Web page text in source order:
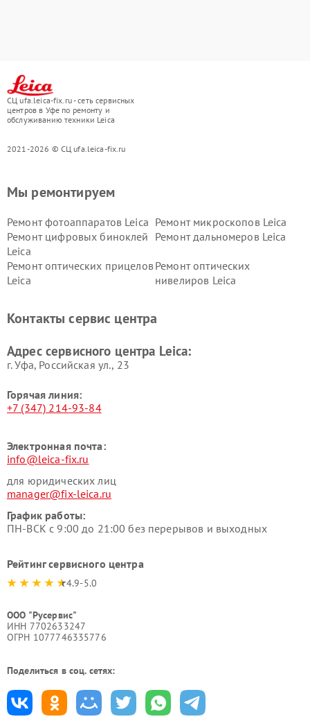
СЦ ufa.leica-fix.ru - сеть сервисных
центров в Уфе по ремонту и
обслуживанию техники Leica
2021-2026 © СЦ ufa.leica-fix.ru
Мы ремонтируем
Ремонт фотоаппаратов Leica Ремонт микроскопов Leica
Ремонт цифровых биноклей
Leica
Ремонт дальномеров Leica
Ремонт оптических прицелов
Leica
Ремонт оптических
нивелиров Leica
Контакты сервис центра
Адрес сервисного центра Leica:
г. Уфа, Российская ул., 23
Горячая линия:
+7 (347) 214-93-84
Электронная почта:
info@leica-fix.ru
для юридических лиц
manager@fix-leica.ru
График работы:
ПН-ВСК с 9:00 до 21:00 без перерывов и выходных
Рейтинг сервисного центра
4.9-5.0
ООО "Русервис"
ИНН 7702633247
ОГРН 1077746335776
Поделиться в соц. сетях: